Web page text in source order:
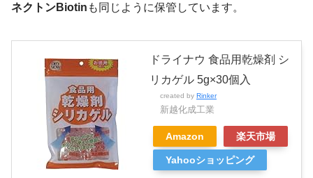
ネクトンBiotin も同じように保管しています。
ドライナウ 食品用乾燥剤 シ
リカゲル 5g×30個入
created by Rinker
新越化成工業
Amazon 楽天市場
Yahooショッピング